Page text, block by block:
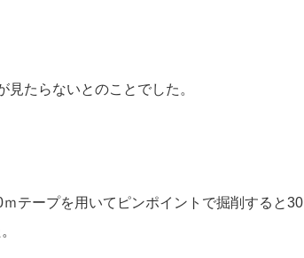
たらないとのことでした。
テープを用いてピンポイントで掘削すると30